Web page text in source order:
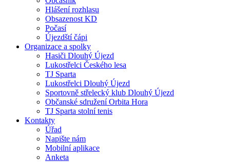
Hlášení rozhlasu
Obsazenost KD
Počasí
Újezdští čápi
Organizace a spolky
Hasiči Dlouhý Újezd
Lukostřelci Českého lesa
TJ Sparta
Lukostřelci Dlouhý Újezd
Sportovně střelecký klub Dlouhý Újezd
Občanské sdružení Orbita Hora
TJ Sparta stolní tenis
Kontakty
Úřad
Napište nám
Mobilní aplikace
Anketa